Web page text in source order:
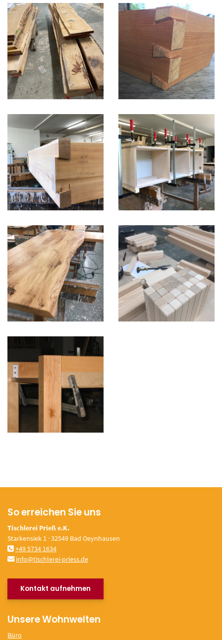
So erreichen Sie uns
Tischlerei Prieß e.K.
Starkensiek 1 · 32549 Bad Oeynhausen
+49 5734 1634
info@tischlerei-priess.de
Kontakt aufnehmen
Unsere Wohnwelten
Büro